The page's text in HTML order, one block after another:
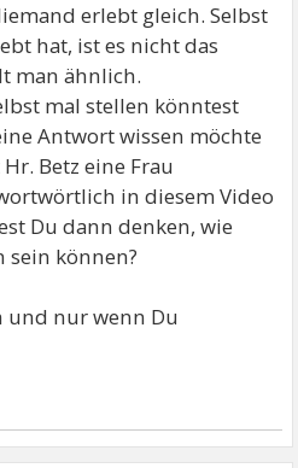
erlebt gleich. Selbst
hat, ist es nicht das
man ähnlich.
mal stellen könntest
Antwort wissen möchte
Betz eine Frau
in diesem Video
Du dann denken, wie
sein können?
und nur wenn Du